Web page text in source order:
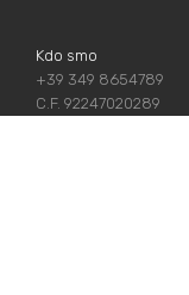
Kdo smo
+39 349 8654789
C.F. 92247020289